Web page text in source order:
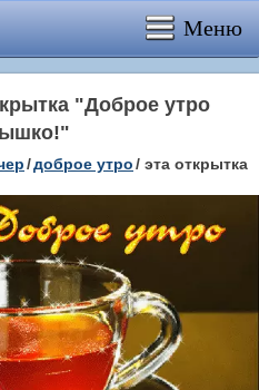
Меню
"Доброе утро
/доброе утро/ эта открытка